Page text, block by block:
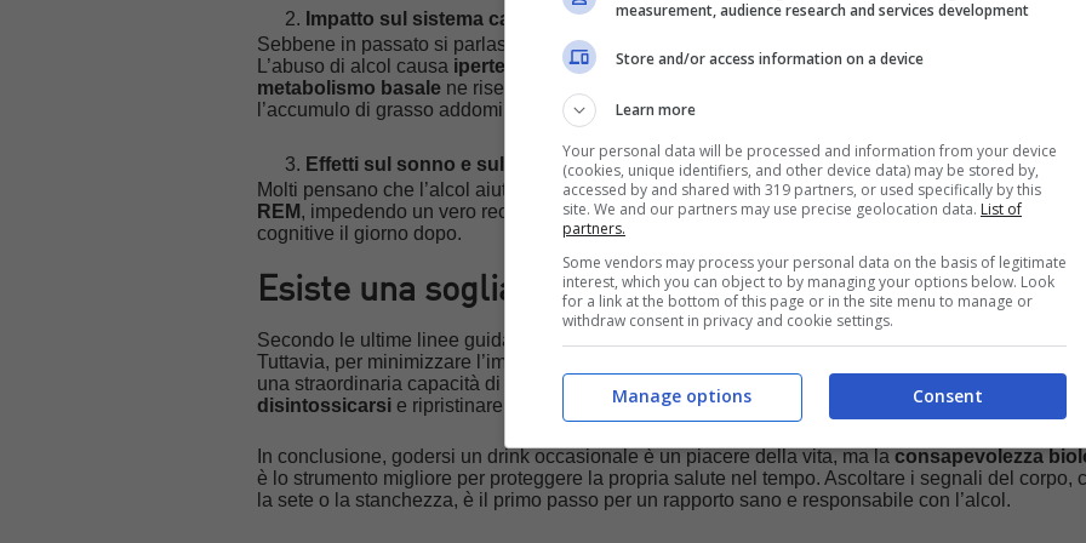
Impatto sul sistema cardiovascolare
Sebbene in passato si parlasse dei benefici di un bicchiere di vino rosso, la scienza moderna è
L’abuso di alcol causa ipertensione arteriosae aumenta il rischio di aritmie e cardiomiopatie.
metabolismo basale ne risente: l’alcol apporta “calorie vuote” (7 kcal per grammo) che
l’accumulo di grasso addominale.
Effetti sul sonno e sul recupero
Molti pensano che l’alcol aiuti a dormire. In realtà, pur facilitando l’addormentamento, distrugge la
REM , impedendo un vero recupero psicofisico. Il risultato? Stanchezza cronica e calo delle
cognitive il giorno dopo.
Esiste una soglia di sicurezza?
Secondo le ultime linee guida dell’
Tuttavia, per minimizzare l’impatto negativo, la moderazione resta la regola d’oro. Il corpo umano
una straordinaria capacità di rigenerazione, ma solo se gli viene concesso il tempo necessario per
disintossicarsi e ripristinare l’equilibrio idroelettrolitico.
In conclusione, godersi un drink occasionale è un piacere della vita, ma la consapevolezza
è lo strumento migliore per proteggere la propria salute nel tempo. Ascoltare i segnali del corpo,
la sete o la stanchezza, è il primo passo per un rapporto sano e responsabile con l’alcol.
measurement, audience research and services development
Store and/or access information on a device
Learn more
Your personal data will be processed and information from your device
(cookies, unique identifiers, and other device data) may be stored by,
accessed by and shared with 319 partners, or used specifically by this
site. We and our partners may use precise geolocation data. List of
partners.
Some vendors may process your personal data on the basis of legitimate
interest, which you can object to by managing your options below. Look
for a link at the bottom of this page or in the site menu to manage or
withdraw consent in privacy and cookie settings.
Consent
Manage options